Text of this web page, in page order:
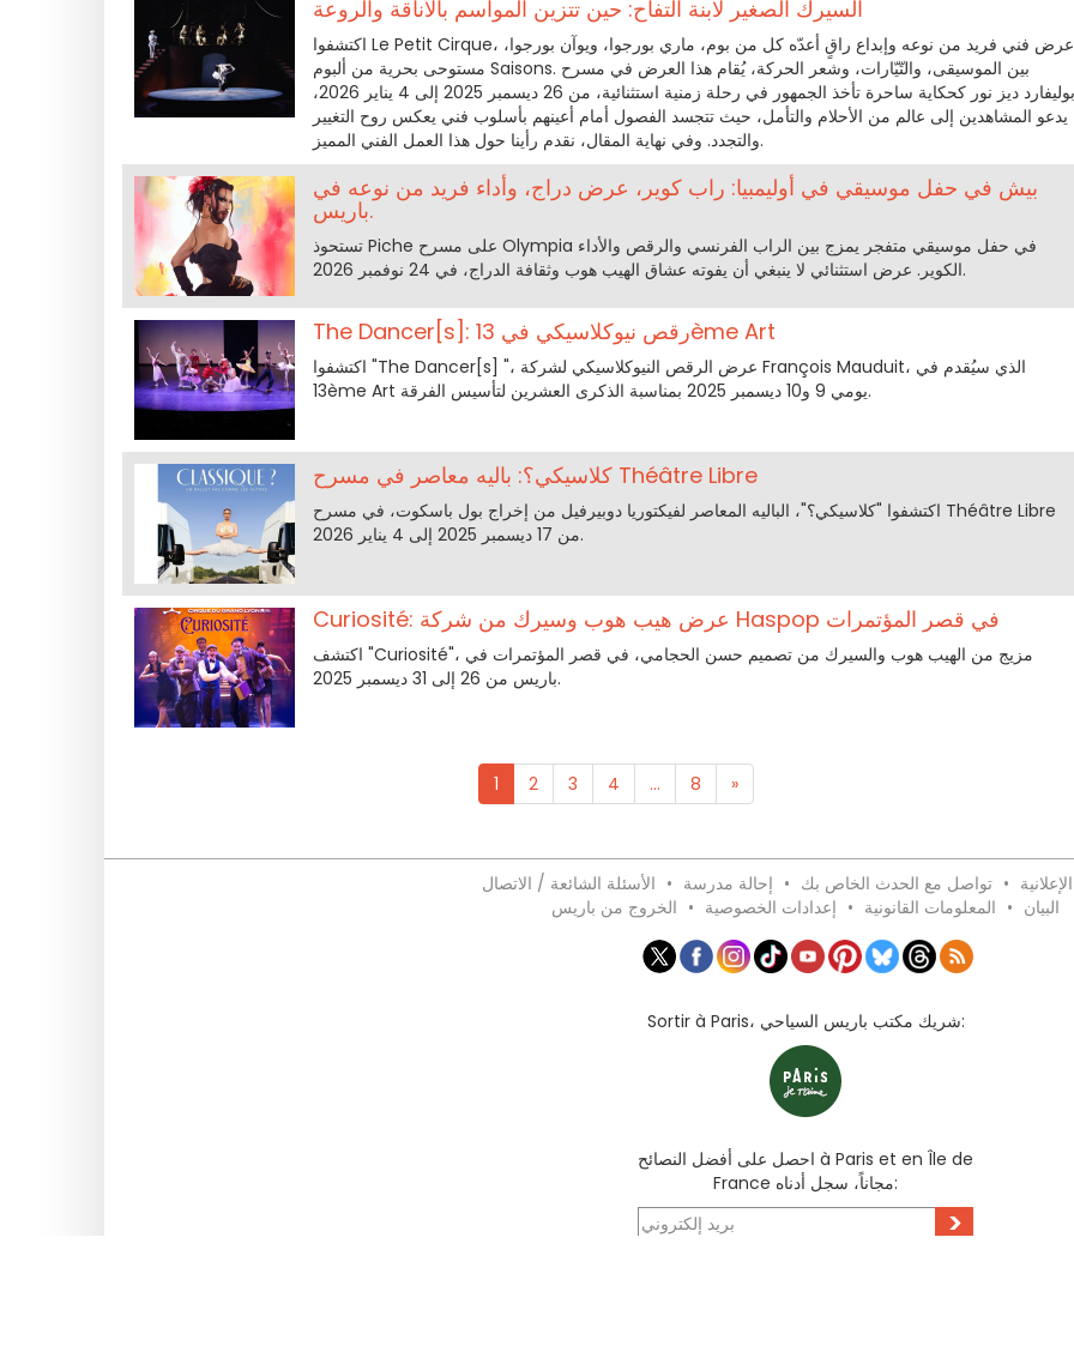
السيرك الصغير لابنة التفاح: حين تتزين المواسم بالأناقة والروعة
اكتشفوا Le Petit Cirque، عرض فني فريد من نوعه وإبداع راقٍ أعدّه كل من بوم، ماري بورجوا، ويوآن بورجوا،
مستوحى بحرية من ألبوم Saisons. بين الموسيقى، والتّيّارات، وشعر الحركة، يُقام هذا العرض في مسرح
بوليفارد ديز نور كحكاية ساحرة تأخذ الجمهور في رحلة زمنية استثنائية، من 26 ديسمبر 2025 إلى 4 يناير 2026،
يدعو المشاهدين إلى عالم من الأحلام والتأمل، حيث تتجسد الفصول أمام أعينهم بأسلوب فني يعكس روح التغيير
والتجدد. وفي نهاية المقال، نقدم رأينا حول هذا العمل الفني المميز.
بيش في حفل موسيقي في أوليمبيا: راب كوير، عرض دراج، وأداء فريد من نوعه في
باريس.
تستحوذ Piche على مسرح Olympia في حفل موسيقي متفجر يمزج بين الراب الفرنسي والرقص والأداء
الكوير. عرض استثنائي لا ينبغي أن يفوته عشاق الهيب هوب وثقافة الدراج، في 24 نوفمبر 2026.
The Dancer[s]: رقص نيوكلاسيكي في 13ème Art
اكتشفوا "The Dancer[s] "، عرض الرقص النيوكلاسيكي لشركة François Mauduit، الذي سيُقدم في
13ème Art يومي 9 و10 ديسمبر 2025 بمناسبة الذكرى العشرين لتأسيس الفرقة.
كلاسيكي؟: باليه معاصر في مسرح Théâtre Libre
اكتشفوا "كلاسيكي؟"، الباليه المعاصر لفيكتوريا دوبيرفيل من إخراج بول باسكوت، في مسرح Théâtre Libre
من 17 ديسمبر 2025 إلى 4 يناير 2026.
Curiosité: عرض هيب هوب وسيرك من شركة Haspop في قصر المؤتمرات
اكتشف "Curiosité"، مزيج من الهيب هوب والسيرك من تصميم حسن الحجامي، في قصر المؤتمرات في
باريس من 26 إلى 31 ديسمبر 2025.
1 2 3 4 ... 8 »
• تواصل مع الحدث الخاص بك • إحالة مدرسة • الأسئلة الشائعة / الاتصال
البيان • المعلومات القانونية • إعدادات الخصوصية • الخروج من باريس
Sortir à Paris، شريك مكتب باريس السياحي:
احصل على أفضل النصائح à Paris et en Île de
France مجاناً، سجل أدناه:
>